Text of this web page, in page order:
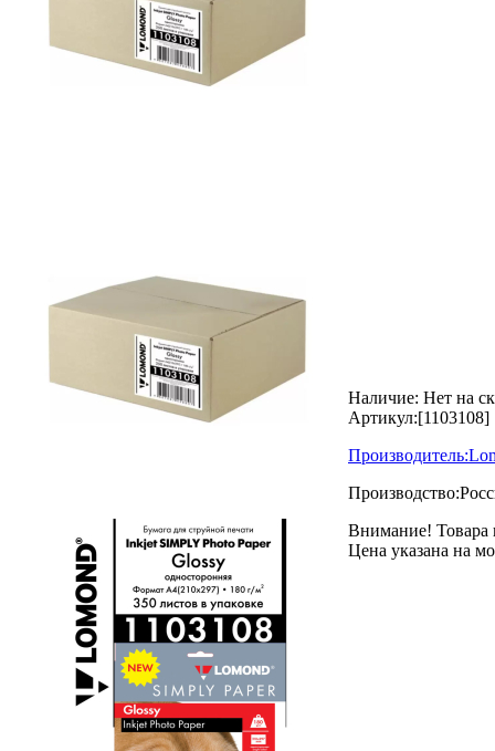
Наличие: Нет на
Артикул:[1103108]
Производитель:
Производство:
Внимание! Товара
Цена указана на